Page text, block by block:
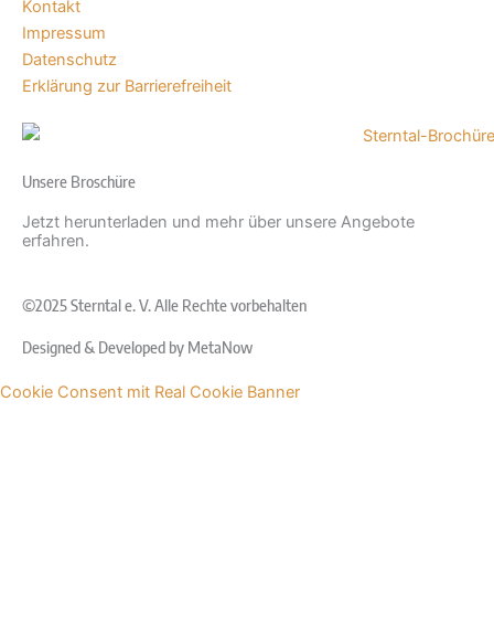
Kontakt
Impressum
Datenschutz
Erklärung zur Barrierefreiheit
Unsere Broschüre
Jetzt herunterladen und mehr über unsere Angebote
erfahren.
©2025 Sterntal e. V. Alle Rechte vorbehalten
Designed & Developed by MetaNow
Cookie Consent mit Real Cookie Banner